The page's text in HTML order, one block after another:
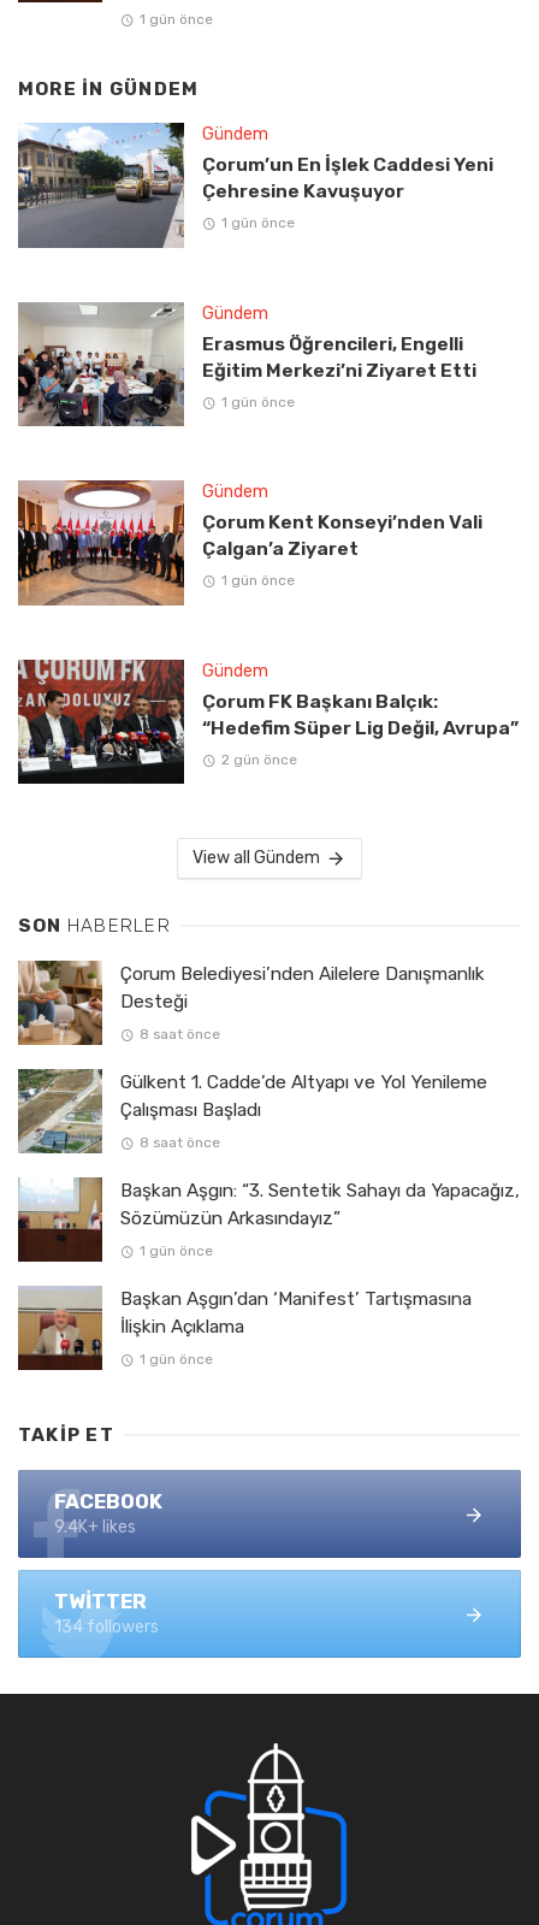
1 gün önce
MORE IN GÜNDEM
Gündem
Çorum’un En İşlek Caddesi Yeni
Çehresine Kavuşuyor
1 gün önce
Gündem
Erasmus Öğrencileri, Engelli
Eğitim Merkezi’ni Ziyaret Etti
1 gün önce
Gündem
Çorum Kent Konseyi’nden Vali
Çalgan’a Ziyaret
1 gün önce
Gündem
Çorum FK Başkanı Balçık:
“Hedefim Süper Lig Değil, Avrupa”
2 gün önce
View all Gündem
SON HABERLER
Çorum Belediyesi’nden Ailelere Danışmanlık
Desteği
8 saat önce
Gülkent 1. Cadde’de Altyapı ve Yol Yenileme
Çalışması Başladı
8 saat önce
Başkan Aşgın: “3. Sentetik Sahayı da Yapacağız,
Sözümüzün Arkasındayız”
1 gün önce
Başkan Aşgın’dan ‘Manifest’ Tartışmasına
İlişkin Açıklama
1 gün önce
TAKIP ET
FACEBOOK
9.4K+ likes
TWITTER
134 followers